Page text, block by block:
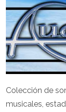
Colección de
musicales,